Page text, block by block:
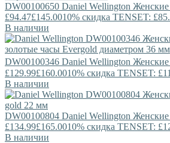
DW00100650 Daniel Wellington Женские
£94.47£145.0010% скидка TENSET:
В наличии
DW00100346 Daniel Wellington
£129.99£160.0010% скидка TENSET:
В наличии
DW00100804 Daniel Wellington Женские
£134.99£165.0010% скидка TENSET:
В наличии